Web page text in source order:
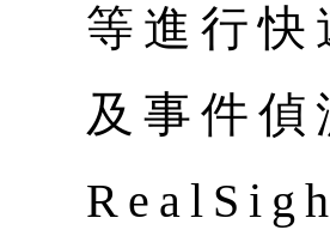
等進行
及事件